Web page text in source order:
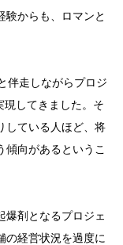
験からも、ロマンと
伴走しながらプロジ
現してきました。そ
している人ほど、将
向があるというこ
爆剤となるプロジェ
の経営状況を過度に